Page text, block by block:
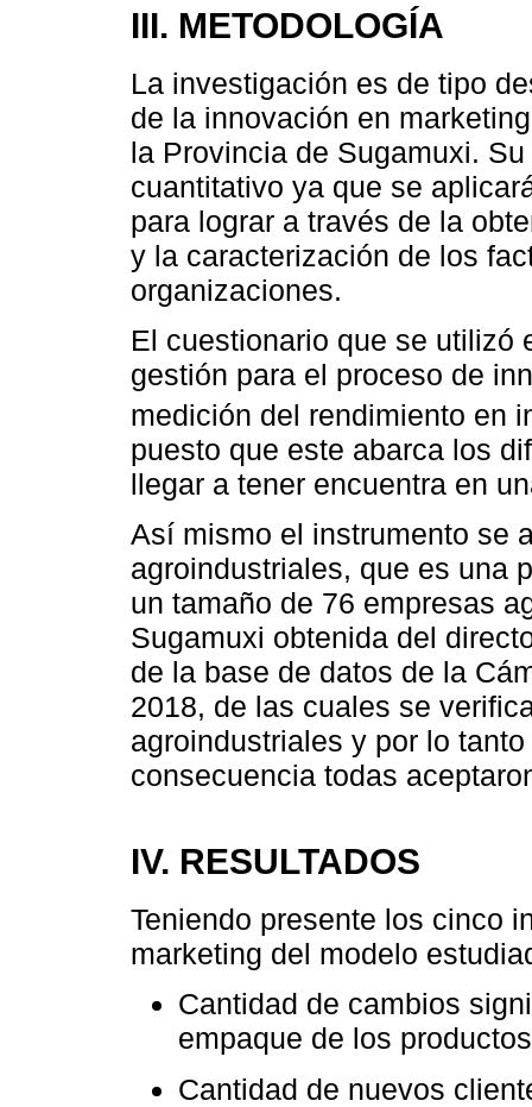
III. METODOLOGÍA
La investigación es de tipo
de la innovación en
la Provincia de Sugamuxi.
cuantitativo ya que se
para lograr a través de la
y la caracterización de los
organizaciones.
El cuestionario que se utilizó
gestión para el proceso de
medición del rendimiento en
puesto que este abarca los
llegar a tener encuentra en
Así mismo el instrumento se
agroindustriales, que es una
un tamaño de 76 empresas
Sugamuxi obtenida del
de la base de datos de la
2018, de las cuales se
agroindustriales y por lo
consecuencia todas
IV. RESULTADOS
Teniendo presente los cinco
marketing del modelo
Cantidad de cambios
empaque de los productos
Cantidad de nuevos